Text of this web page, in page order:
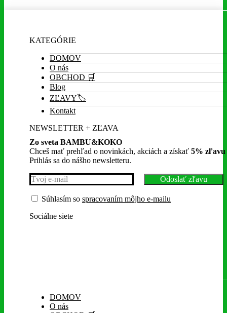
KATEGÓRIE
DOMOV
O nás
OBCHOD 🛒
Blog
ZĽAVY🏷️
Kontakt
NEWSLETTER + ZĽAVA
Zo sveta BAMBU&KOKO
Chceš mať prehľad o novinkách, akciách a získať 5% zľavu
Prihlás sa do nášho newsletteru.
Súhlasím so spracovaním môjho e-mailu
Sociálne siete
DOMOV
O nás